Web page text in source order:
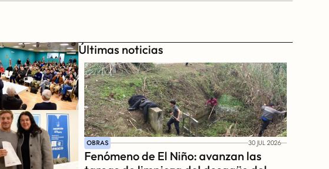
Últimas noticias
OBRAS 30 JUL 2026
Fenómeno de El Niño: avanzan las